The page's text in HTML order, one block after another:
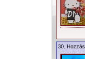
30.